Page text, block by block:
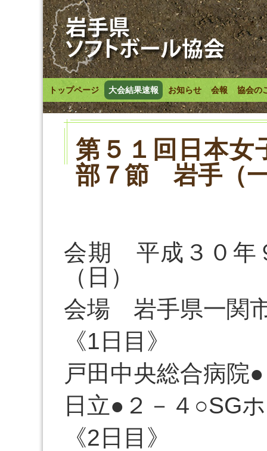
トップページ 大会結果速報 お知らせ 会報 協会の
第５１回日本女
部７節 岩手（
会期 平成３０年
（日）
会場 岩手県一関
《1日目》
戸田中央総合病院
日立●２－４○SG
《2日目》